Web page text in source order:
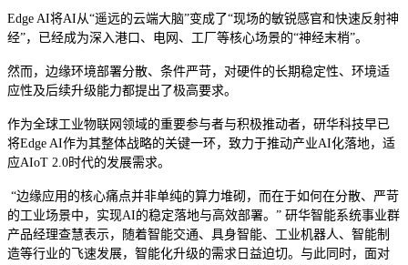
Edge AI将AI从“遥远的云端大脑”变成了“现场的敏锐感官和快速反射神
经”，已经成为深入港口、电网、工厂等核心场景的“神经末梢”。
然而，边缘环境部署分散、条件严苛，对硬件的长期稳定性、环境适
应性及后续升级能力都提出了极高要求。
作为全球工业物联网领域的重要参与者与积极推动者，研华科技早已
将Edge AI作为其整体战略的关键一环，致力于推动产业AI化落地，适
应AIoT 2.0时代的发展需求。
“边缘应用的核心痛点并非单纯的算力堆砌，而在于如何在分散、严苛
的工业场景中，实现AI的稳定落地与高效部署。” 研华智能系统事业群
产品经理查慧表示，随着智能交通、具身智能、工业机器人、智能制
造等行业的飞速发展，智能化升级的需求日益迫切。与此同时，面对